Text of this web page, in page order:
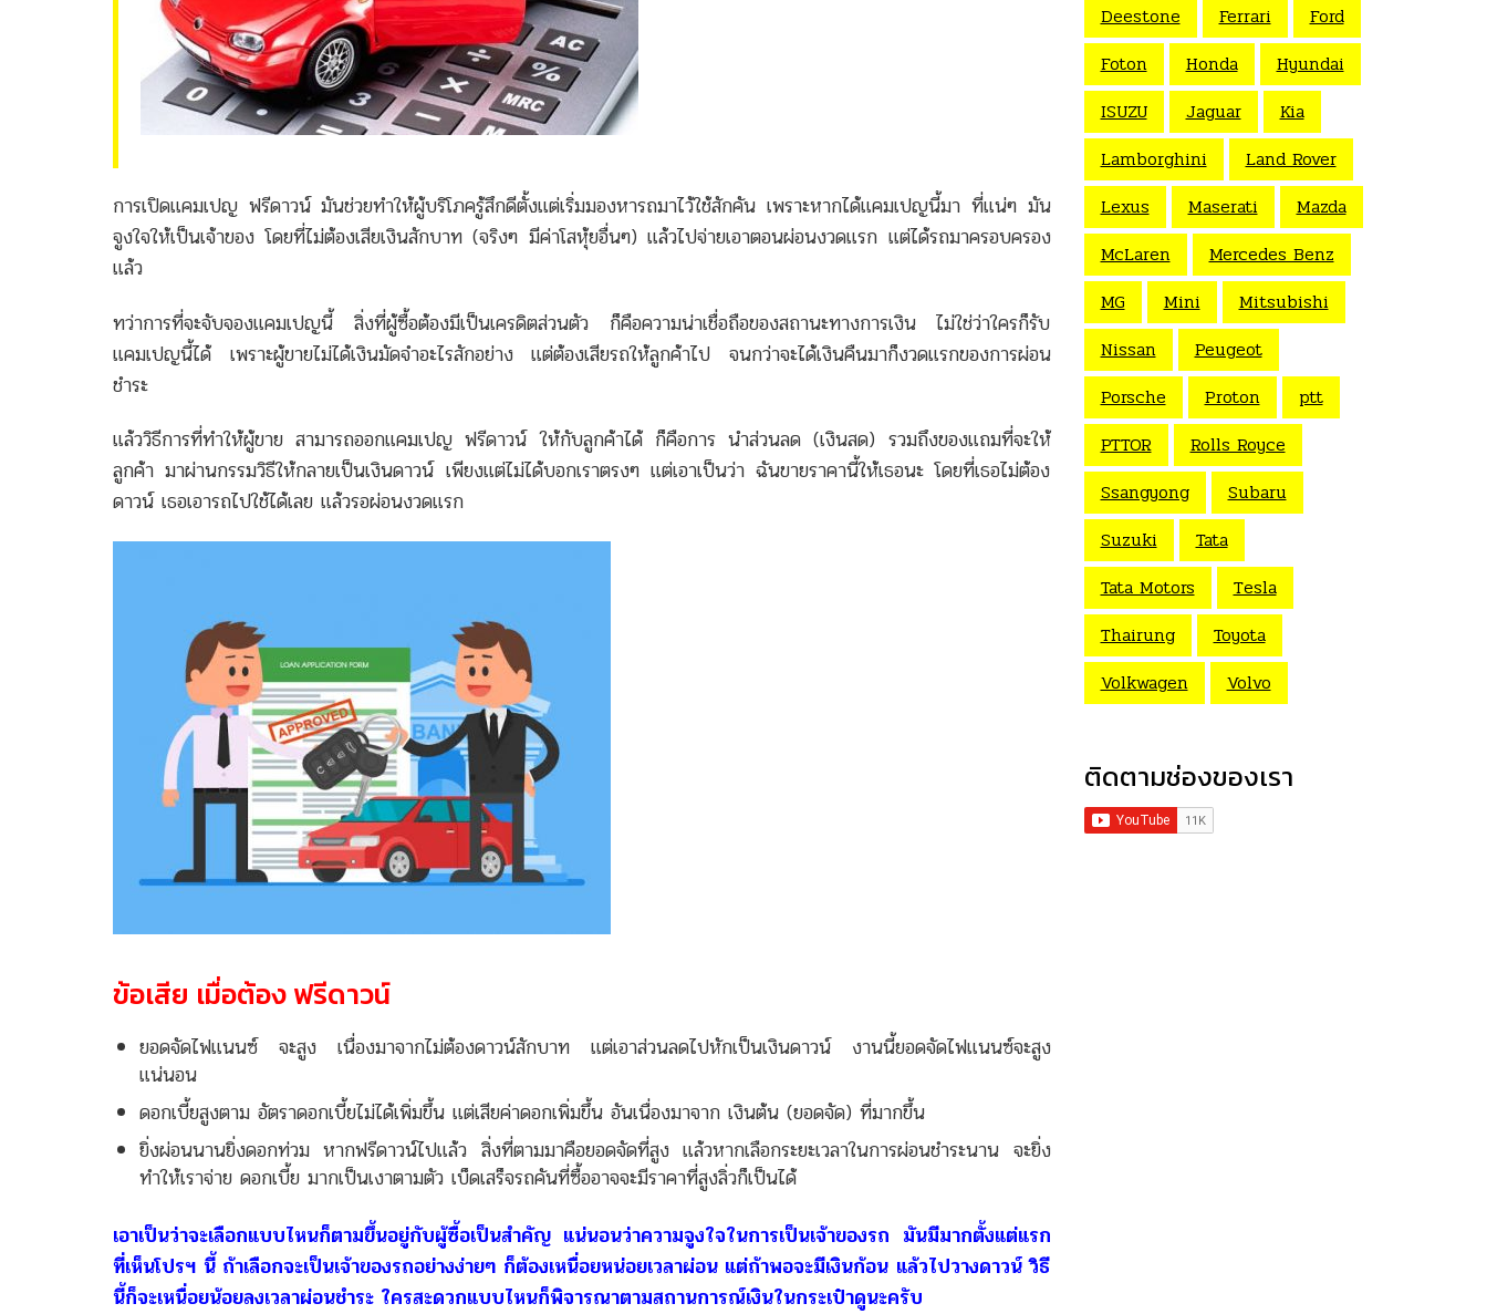
การเปิดแคมเปญ ฟรีดาวน์ มันช่วยทำให้ผู้บริโภครู้สึกดีตั้งแต่เริ่มมองหารถมาไว้ใช้สักคัน เพราะหากได้แคมเปญนี้มา ที่แน่ๆ มัน
จูงใจให้เป็นเจ้าของ โดยที่ไม่ต้องเสียเงินสักบาท (จริงๆ มีค่าโสหุ้ยอื่นๆ) แล้วไปจ่ายเอาตอนผ่อนงวดแรก แต่ได้รถมาครอบครอง
แล้ว
ทว่าการที่จะจับจองแคมเปญนี้ สิ่งที่ผู้ซื้อต้องมีเป็นเครดิตส่วนตัว ก็คือความน่าเชื่อถือของสถานะทางการเงิน ไม่ใช่ว่าใครก็รับ
แคมเปญนี้ได้ เพราะผู้ขายไม่ได้เงินมัดจำอะไรสักอย่าง แต่ต้องเสียรถให้ลูกค้าไป จนกว่าจะได้เงินคืนมาก็งวดแรกของการผ่อน
ชำระ
แล้ววิธีการที่ทำให้ผู้ขาย สามารถออกแคมเปญ ฟรีดาวน์ ให้กับลูกค้าได้ ก็คือการ นำส่วนลด (เงินสด) รวมถึงของแถมที่จะให้
ลูกค้า มาผ่านกรรมวิธีให้กลายเป็นเงินดาวน์ เพียงแต่ไม่ได้บอกเราตรงๆ แต่เอาเป็นว่า ฉันขายราคานี้ให้เธอนะ โดยที่เธอไม่ต้อง
ดาวน์ เธอเอารถไปใช้ได้เลย แล้วรอผ่อนงวดแรก
ข้อเสีย เมื่อต้อง ฟรีดาวน์
ยอดจัดไฟแนนซ์ จะสูง เนื่องมาจากไม่ต้องดาวน์สักบาท แต่เอาส่วนลดไปหักเป็นเงินดาวน์ งานนี้ยอดจัดไฟแนนซ์จะสูง
แน่นอน
ดอกเบี้ยสูงตาม อัตราดอกเบี้ยไม่ได้เพิ่มขึ้น แต่เสียค่าดอกเพิ่มขึ้น อันเนื่องมาจาก เงินต้น (ยอดจัด) ที่มากขึ้น
ยิ่งผ่อนนานยิ่งดอกท่วม หากฟรีดาวน์ไปแล้ว สิ่งที่ตามมาคือยอดจัดที่สูง แล้วหากเลือกระยะเวลาในการผ่อนชำระนาน จะยิ่ง
ทำให้เราจ่าย ดอกเบี้ย มากเป็นเงาตามตัว เบ็ดเสร็จรถคันที่ซื้ออาจจะมีราคาที่สูงลิ่วก็เป็นได้
เอาเป็นว่าจะเลือกแบบไหนก็ตามขึ้นอยู่กับผู้ซื้อเป็นสำคัญ แน่นอนว่าความจูงใจในการเป็นเจ้าของรถ มันมีมากตั้งแต่แรก
ที่เห็นโปรฯ นี้ ถ้าเลือกจะเป็นเจ้าของรถอย่างง่ายๆ ก็ต้องเหนื่อยหน่อยเวลาผ่อน แต่ถ้าพอจะมีเงินก้อน แล้วไปวางดาวน์ วิธี
นี้ก็จะเหนื่อยน้อยลงเวลาผ่อนชำระ ใครสะดวกแบบไหนก็พิจารณาตามสถานการณ์เงินในกระเป๋าดูนะครับ
Deestone
Ferrari
Ford
Foton
Honda
Hyundai
ISUZU
Jaguar
Kia
Lamborghini
Land Rover
Lexus
Maserati
Mazda
McLaren
Mercedes Benz
MG
Mini
Mitsubishi
Nissan
Peugeot
Porsche
Proton
ptt
PTTOR
Rolls Royce
Ssangyong
Subaru
Suzuki
Tata
Tata Motors
Tesla
Thairung
Toyota
Volkwagen
Volvo
ติดตามช่องของเรา